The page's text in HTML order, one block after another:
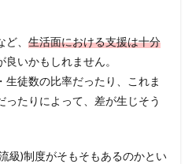
、 生活面における支援は十分
良いかもしれません。
生徒数の比率だったり、これま
ったりによって、差が生じそう
級)制度がそもそもあるのかとい